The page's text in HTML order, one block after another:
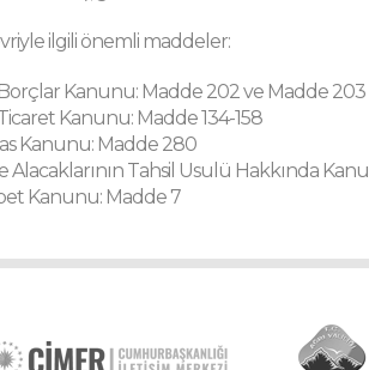
ilgili önemli maddeler:
Kanunu: Madde 202 ve Madde 203
Kanunu: Madde 134-158
Kanunu: Madde 280
Alacaklarının Tahsil Usulü Hakkında
Kanunu: Madde 7